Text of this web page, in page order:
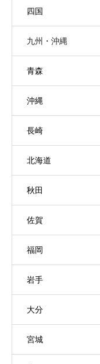
四国
九州・沖縄
青森
沖縄
長崎
北海道
秋田
佐賀
福岡
岩手
大分
宮城